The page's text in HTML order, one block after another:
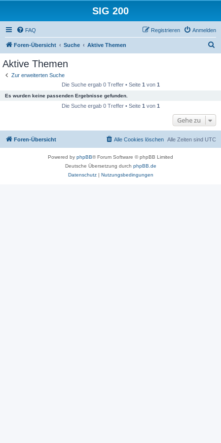
SIG 200
FAQ Anmelden
Registrieren
Foren-Übersicht Suche Aktive Themen
Aktive Themen
Zur erweiterten Suche
Die Suche ergab 0 Treffer • Seite 1 von 1
Es wurden keine passenden Ergebnisse gefunden.
Die Suche ergab 0 Treffer • Seite 1 von 1
Gehe zu
Foren-Übersicht Alle Zeiten sind UTC
Alle Cookies löschen
Powered by phpBB® Forum Software © phpBB Limited
Deutsche Übersetzung durch phpBB.de
Datenschutz| Nutzungsbedingungen